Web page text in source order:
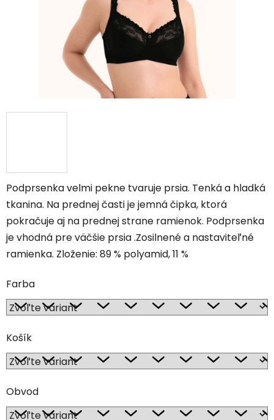
Podprsenka velmi pekne tvaruje prsia. Tenká a hladká
tkanina. Na prednej časti je jemná čipka, ktorá
pokračuje aj na prednej strane ramienok. Podprsenka
je vhodná pre väčšie prsia .Zosilnené a nastaviteľné
ramienka. Zloženie: 89 % polyamid, 11 %
Farba
Košík
Obvod